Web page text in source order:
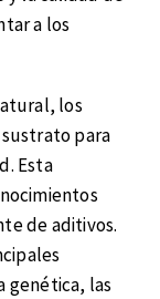
a los
los
para
Esta
de aditivos.
genética, las